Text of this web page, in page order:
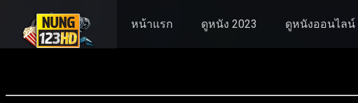
หน้าแรก ดูหนัง 2023 ดูหนังออนไลน์